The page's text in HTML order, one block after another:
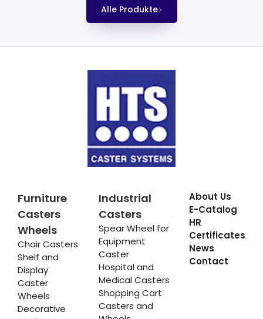
Alle Produkte
Furniture
Casters
Wheels
Chair Casters
Shelf and
Display
Caster
Wheels
Decorative
Industrial
Casters
Spear Wheel for
Equipment
Caster
Hospital and
Medical Casters
Shopping Cart
Casters and
About Us
E-Catalog
HR
Certificates
News
Contact